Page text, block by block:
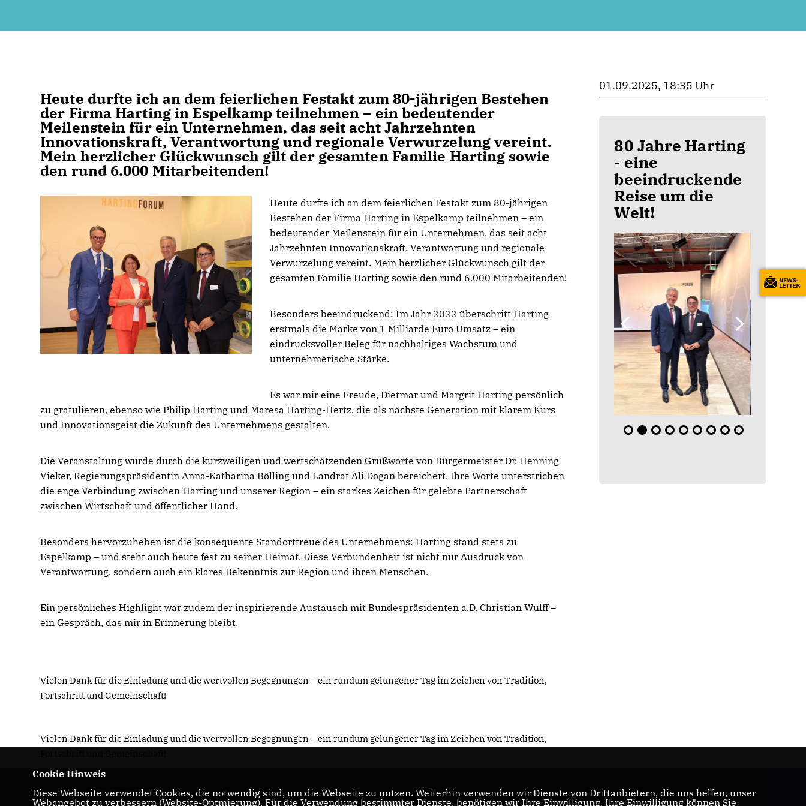
Heute durfte ich an dem feierlichen Festakt zum 80-jährigen Bestehen
der Firma Harting in Espelkamp teilnehmen – ein bedeutender
Meilenstein für ein Unternehmen, das seit acht Jahrzehnten
Innovationskraft, Verantwortung und regionale Verwurzelung vereint.
Mein herzlicher Glückwunsch gilt der gesamten Familie Harting sowie
den rund 6.000 Mitarbeitenden!
Heute durfte ich an dem feierlichen Festakt zum 80-jährigen
Bestehen der Firma Harting in Espelkamp teilnehmen – ein
bedeutender Meilenstein für ein Unternehmen, das seit acht
Jahrzehnten Innovationskraft, Verantwortung und regionale
Verwurzelung vereint. Mein herzlicher Glückwunsch gilt der
gesamten Familie Harting sowie den rund 6.000 Mitarbeitenden!
Besonders beeindruckend: Im Jahr 2022 überschritt Harting
erstmals die Marke von 1 Milliarde Euro Umsatz – ein
eindrucksvoller Beleg für nachhaltiges Wachstum und
unternehmerische Stärke.
Es war mir eine Freude, Dietmar und Margrit Harting persönlich
zu gratulieren, ebenso wie Philip Harting und Maresa Harting-Hertz, die als nächste Generation mit klarem Kurs
und Innovationsgeist die Zukunft des Unternehmens gestalten.
Die Veranstaltung wurde durch die kurzweiligen und wertschätzenden Grußworte von Bürgermeister Dr. Henning
Vieker, Regierungspräsidentin Anna-Katharina Bölling und Landrat Ali Dogan bereichert. Ihre Worte unterstrichen
die enge Verbindung zwischen Harting und unserer Region – ein starkes Zeichen für gelebte Partnerschaft
zwischen Wirtschaft und öffentlicher Hand.
Besonders hervorzuheben ist die konsequente Standorttreue des Unternehmens: Harting stand stets zu
Espelkamp – und steht auch heute fest zu seiner Heimat. Diese Verbundenheit ist nicht nur Ausdruck von
Verantwortung, sondern auch ein klares Bekenntnis zur Region und ihren Menschen.
Ein persönliches Highlight war zudem der inspirierende Austausch mit Bundespräsidenten a.D. Christian Wulff –
ein Gespräch, das mir in Erinnerung bleibt.
Vielen Dank für die Einladung und die wertvollen Begegnungen – ein rundum gelungener Tag im Zeichen von Tradition,
Fortschritt und Gemeinschaft!
Vielen Dank für die Einladung und die wertvollen Begegnungen – ein rundum gelungener Tag im Zeichen von Tradition,
01.09.2025, 18:35 Uhr
80 Jahre Harting
- eine
beeindruckende
Reise um die
Welt!
Dr. Oliver Vogt
CDU Minden-Lübbecke CDU/CSU-Bundestagsfraktion
Cookie Hinweis
Diese Webseite verwendet Cookies, die notwendig sind, um die Webseite zu nutzen. Weiterhin verwenden wir Dienste von Drittanbietern, die uns helfen, unser
Webangebot zu verbessern (Website-Optmierung). Für die Verwendung bestimmter Dienste, benötigen wir Ihre Einwilligung. Ihre Einwilligung können Sie